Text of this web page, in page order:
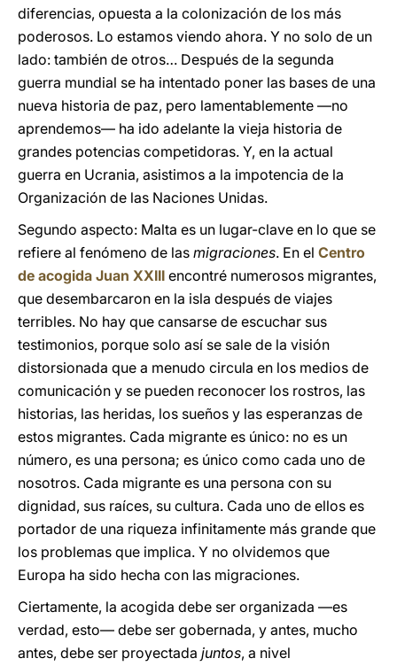
diferencias, opuesta a la colonización de los más
poderosos. Lo estamos viendo ahora. Y no solo de un
lado: también de otros… Después de la segunda
guerra mundial se ha intentado poner las bases de una
nueva historia de paz, pero lamentablemente —no
aprendemos— ha ido adelante la vieja historia de
grandes potencias competidoras. Y, en la actual
guerra en Ucrania, asistimos a la impotencia de la
Organización de las Naciones Unidas.
Segundo aspecto: Malta es un lugar-clave en lo que se
refiere al fenómeno de las migraciones. En el Centro
de acogida Juan XXIII encontré numerosos migrantes,
que desembarcaron en la isla después de viajes
terribles. No hay que cansarse de escuchar sus
testimonios, porque solo así se sale de la visión
distorsionada que a menudo circula en los medios de
comunicación y se pueden reconocer los rostros, las
historias, las heridas, los sueños y las esperanzas de
estos migrantes. Cada migrante es único: no es un
número, es una persona; es único como cada uno de
nosotros. Cada migrante es una persona con su
dignidad, sus raíces, su cultura. Cada uno de ellos es
portador de una riqueza infinitamente más grande que
los problemas que implica. Y no olvidemos que
Europa ha sido hecha con las migraciones.
Ciertamente, la acogida debe ser organizada —es
verdad, esto— debe ser gobernada, y antes, mucho
antes, debe ser proyectada juntos, a nivel